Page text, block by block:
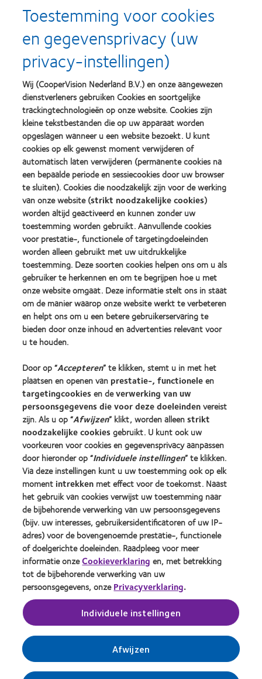
Learn
more
about
Silmo
d’Or
best
product
award
met
MyDay™
(2013)
Learn
more
about
Contact
Lens
Product
of
the
Year
(2013)
Learn
more
about
2012
&
2010
Best
Companies
for
Leaders
(2012)
Learn
more
about
2011
Best
Factory
Awards
(2011)
Learn
more
about
ODMA
2011
(2011)
Learn
more
about
2012
REBRAND
100®
Global
Award
(2012)
Onze producten
Zoek uw contactlens
Contactlenstechnologie
Vind uw opticien
Contactlenzen en gezichtsvermogen
Nieuwe drager
Ervaren drager
Over CooperVision
Vacatures bij CooperVision
Nieuwscentrum
Contact
Legal
Privacybeleid
Cookie beleid
Servicevoorwaarden
Toestemmingsvoorkeuren beheren
Toestemming voor cookies
en gegevensprivacy (uw
privacy-instellingen)
Wij (CooperVision Nederland B.V.) en onze aangewezen
dienstverleners gebruiken Cookies en soortgelijke
trackingtechnologieën op onze website. Cookies zijn
kleine tekstbestanden die op uw apparaat worden
opgeslagen wanneer u een website bezoekt. U kunt
cookies op elk gewenst moment verwijderen of
automatisch laten verwijderen (permanente cookies na
een bepaalde periode en sessiecookies door uw browser
te sluiten). Cookies die noodzakelijk zijn voor de werking
van onze website (strikt noodzakelijke cookies)
worden altijd geactiveerd en kunnen zonder uw
toestemming worden gebruikt. Aanvullende cookies
voor prestatie-, functionele of targetingdoeleinden
worden alleen gebruikt met uw uitdrukkelijke
toestemming. Deze soorten cookies helpen ons om u als
gebruiker te herkennen en om te begrijpen hoe u met
onze website omgaat. Deze informatie stelt ons in staat
om de manier waarop onze website werkt te verbeteren
en helpt ons om u een betere gebruikerservaring te
bieden door onze inhoud en advertenties relevant voor
u te houden.
Door op “Accepteren” te klikken, stemt u in met het
plaatsen en openen van prestatie-, functioneleen
targetingcookiesen deverwerking van uw
persoonsgegevens die voor deze doeleindenvereist
zijn. Als u op “Afwijzen” klikt, worden alleenstrikt
noodzakelijke cookiesgebruikt. U kunt ook uw
voorkeuren voor cookies en gegevensprivacy aanpassen
door hieronder op “Individuele instellingen” te klikken.
Via deze instellingen kunt u uw toestemming ook op elk
moment intrekken met effect voor de toekomst. Naast
het gebruik van cookies verwijst uw toestemming naar
de bijbehorende verwerking van uw persoonsgegevens
(bijv. uw interesses, gebruikersidentificatoren of uw IP-
adres) voor de bovengenoemde prestatie-, functionele
of doelgerichte doeleinden. Raadpleeg voor meer
informatie onzeCookieverklaring en, met betrekking
tot de bijbehorende verwerking van uw
persoonsgegevens, onzePrivacyverklaring.
Individuele instellingen
Afwijzen